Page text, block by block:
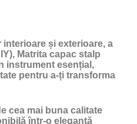
interioare și exterioare, a
Matrita capac stalp
instrument esențial,
pentru a-ți transforma
cea mai buna calitate
într-o elegantă